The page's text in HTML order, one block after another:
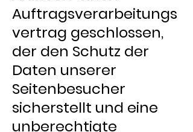
Auftragsverarbeitungs
vertrag geschlossen,
der den Schutz der
Daten unserer
Seitenbesucher
sicherstellt und eine
unberechtigte